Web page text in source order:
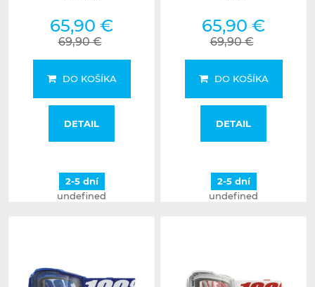
65,90 €
69,90 €
DO KOŠÍKA
DETAIL
2-5 dní
undefined
65,90 €
69,90 €
DO KOŠÍKA
DETAIL
2-5 dní
undefined